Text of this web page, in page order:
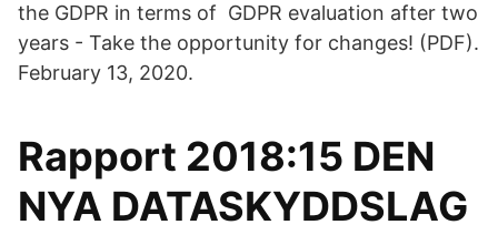
the GDPR in terms of GDPR evaluation after two
years - Take the opportunity for changes! (PDF).
February 13, 2020.
Rapport 2018:15 DEN
NYA DATASKYDDSLAG